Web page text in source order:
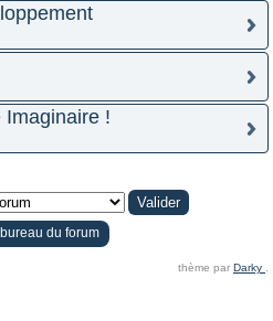
Imaginaire !
du forum
thème par Darky